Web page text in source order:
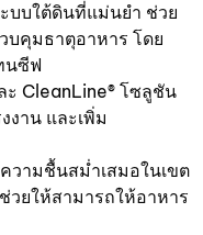
บบใต้ดินที่แม่นยำ ช่วย
คุมธาตุอาหาร โดย
นซีฟ
ะ CleanLine® โซลูชัน
งาน และเพิ่ม
วามชื้นสม่ำเสมอในเขต
ยให้สามารถให้อาหาร